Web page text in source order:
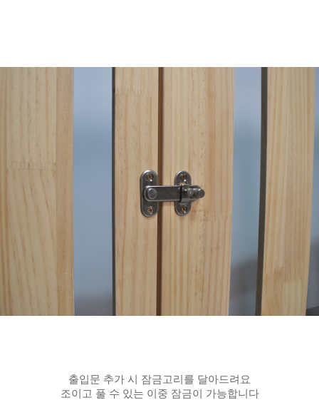
출입문 추가 시 잠금고리를 달아드려요
조이고 풀 수 있는 이중 잠금이 가능합니다